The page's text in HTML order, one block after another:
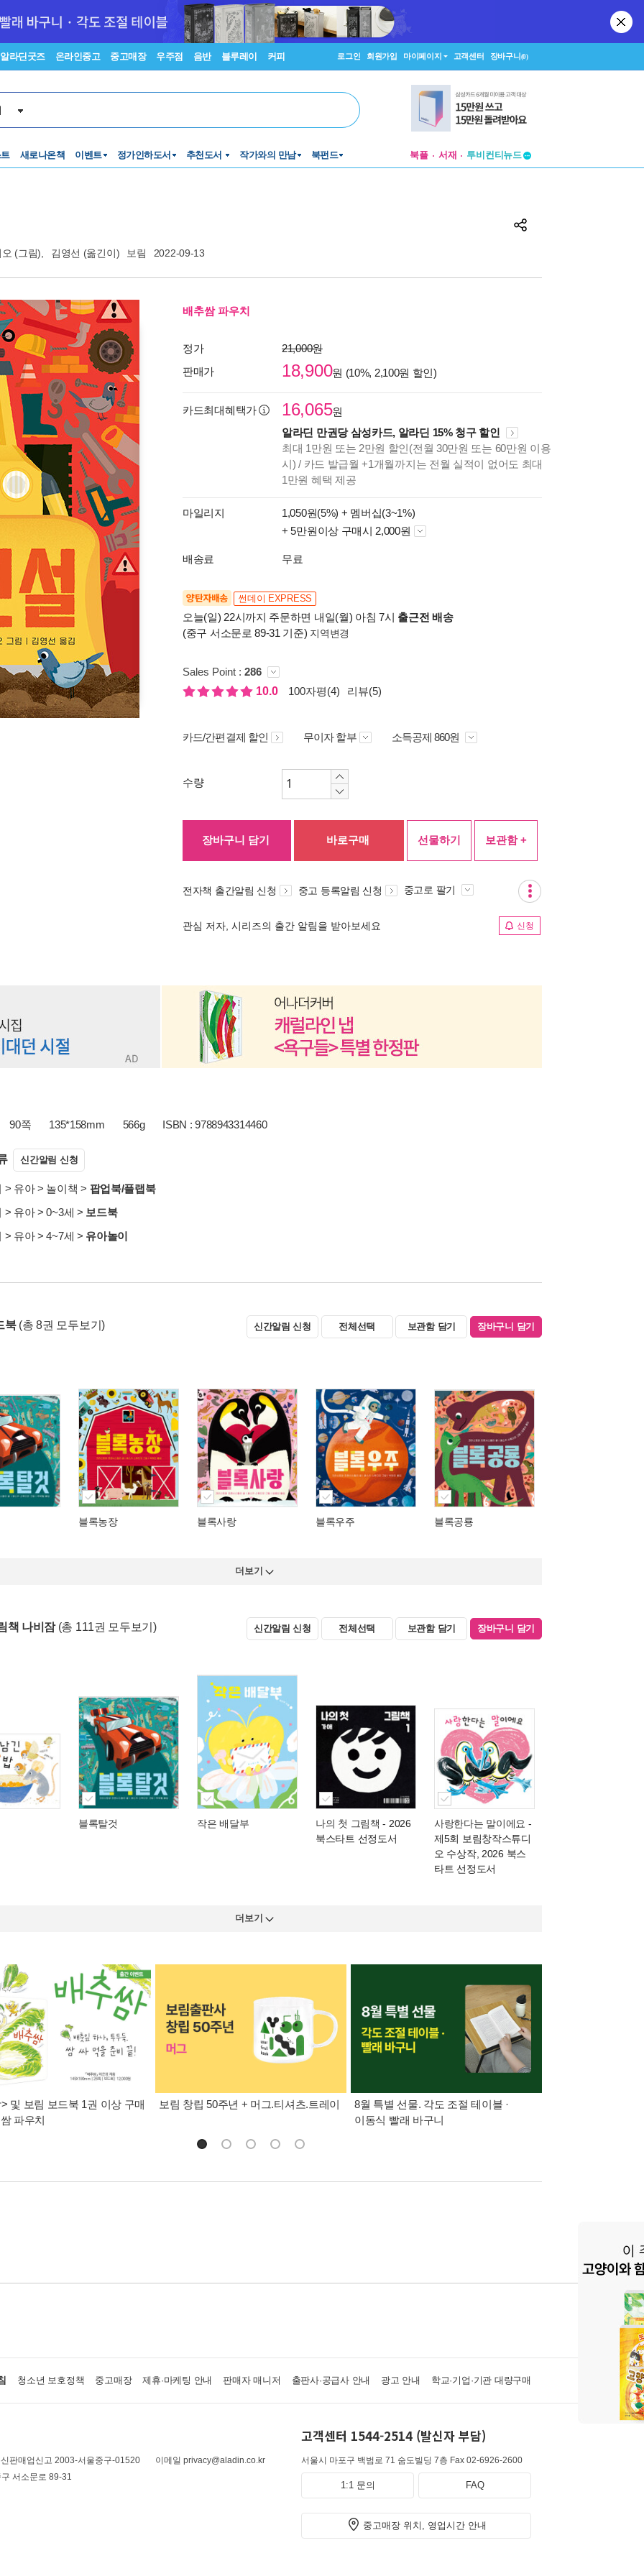
알라딘굿즈 온라인중고 중고매장 우주점 음반 블루레이 커피 로그인 회원가입 마이페이지 고객센터 장바구니(0)
새로나온책 이벤트 정가인하도서 추천도서 작가와의 만남 북펀드 북플 서재
투비컨티뉴드
(그림), 김영선 (옮긴이) 보림 2022-09-13
배추쌈 파우치
정가
21,000원
판매가
18,900원 (10%, 2,100원 할인)
카드최대혜택가 16,065원
알라딘 만권당 삼성카드, 알라딘 15% 청구 할인
최대 1만원 또는 2만원 할인(전월 30만원 또는 60만원 이용
시) / 카드 발급월 +1개월까지는 전월 실적이 없어도 최대
1만원 혜택 제공
마일리지 1,050원(5%) + 멤버십(3~1%)
+ 5만원이상 구매시 2,000원
배송료 무료
양탄자배송 썬데이 EXPRESS
오늘(일) 22시까지 주문하면 내일(월) 아침 7시 출근전 배송
(중구 서소문로 89-31 기준) 지역변경
Sales Point : 286
10.0
100자평(4) 리뷰(5)
카드/간편결제 할인 무이자 할부 소득공제 860원
수량
장바구니 담기 바로구매 선물하기 보관함 +
전자책 출간알림 신청 중고 등록알림 신청 중고로 팔기
관심 저자, 시리즈의 출간 알림을 받아보세요 신청
90쪽 135*158mm 566g ISBN : 9788943314460
신간알림 신청
> 유아> 놀이책 > 팝업북/플랩북
> 유아>0~3세 > 보드북
> 유아>4~7세 > 유아놀이
북 (총 8권 모두보기) 신간알림 신청 전체선택 보관함 담기 장바구니 담기
블록농장 블록사랑 블록우주 블록공룡
더보기
책 나비잠 (총 111권 모두보기) 신간알림 신청 전체선택 보관함 담기 장바구니 담기
블록탈것 작은 배달부 나의 첫 그림책 - 2026
북스타트 선정도서
사랑한다는 말이에요 -
제5회 보림창작스튜디
오 수상작, 2026 북스
타트 선정도서
더보기
및 보림 보드북 1권 이상 구매
파우치
보림 창립 50주년 + 머그.티셔츠.트레이
8월 특별 선물. 각도 조절 테이블 ·
이동식 빨래 바구니
청소년 보호정책 중고매장 제휴·마케팅 안내 판매자 매니저 출판사·공급사 안내 광고 안내 학교·기업·기관 대량구매
판매업신고 2003-서울중구-01520
이메일 privacy@aladin.co.kr
서소문로 89-31
고객센터 1544-2514 (발신자 부담)
서울시 마포구 백범로 71 숨도빌딩 7층 Fax 02-6926-2600
1:1 문의 FAQ
중고매장 위치, 영업시간 안내